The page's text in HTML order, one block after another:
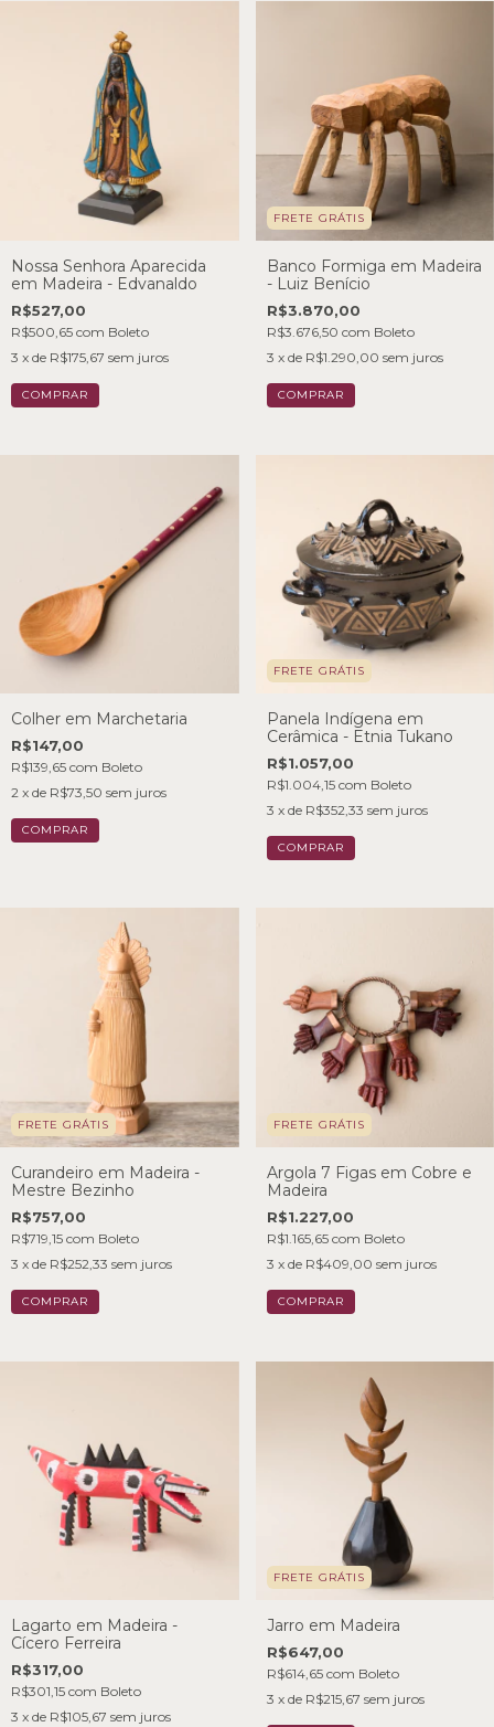
Nossa Senhora Aparecida
em Madeira - Edvanaldo
R$527,00
R$500,65 com Boleto
3 x de R$175,67 sem juros
FRETE GRÁTIS
Banco Formiga em Madeira
- Luiz Benício
R$3.870,00
R$3.676,50 com Boleto
3 x de R$1.290,00 sem juros
Colher em Marchetaria
R$147,00
R$139,65 com Boleto
2 x de R$73,50 sem juros
FRETE GRÁTIS
Panela Indígena em
Cerâmica - Etnia Tukano
R$1.057,00
R$1.004,15 com Boleto
3 x de R$352,33 sem juros
FRETE GRÁTIS
Curandeiro em Madeira -
Mestre Bezinho
R$757,00
R$719,15 com Boleto
3 x de R$252,33 sem juros
FRETE GRÁTIS
Argola 7 Figas em Cobre e
Madeira
R$1.227,00
R$1.165,65 com Boleto
3 x de R$409,00 sem juros
Lagarto em Madeira -
Cícero Ferreira
R$317,00
R$301,15 com Boleto
3 x de R$105,67 sem juros
FRETE GRÁTIS
Jarro em Madeira
R$647,00
R$614,65 com Boleto
3 x de R$215,67 sem juros